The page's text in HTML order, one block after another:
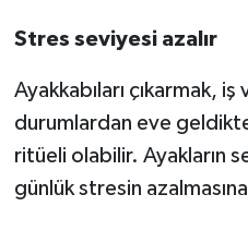
Stres seviyesi azalır
Ayakkabıları çıkarmak,
durumlardan eve
ritüeli olabilir. Ayakların
günlük stresin